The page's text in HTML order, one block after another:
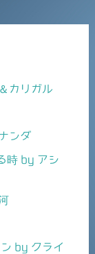
カリガル
ンダ
時 by アシ
by クライ